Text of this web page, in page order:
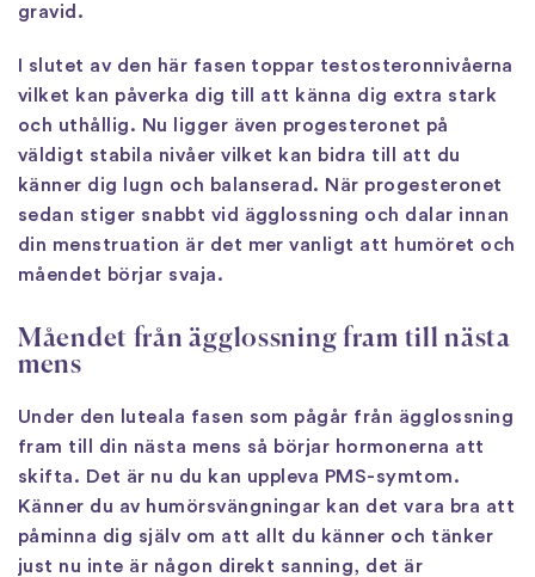
gravid.
I slutet av den här fasen toppar testosteronnivåerna
vilket kan påverka dig till att känna dig extra stark
och uthållig. Nu ligger även progesteronet på
väldigt stabila nivåer vilket kan bidra till att du
känner dig lugn och balanserad. När progesteronet
sedan stiger snabbt vid ägglossning och dalar innan
din menstruation är det mer vanligt att humöret och
måendet börjar svaja.
Måendet från ägglossning fram till nästa
mens
Under den luteala fasen som pågår från ägglossning
fram till din nästa mens så börjar hormonerna att
skifta. Det är nu du kan uppleva PMS-symtom.
Känner du av humörsvängningar kan det vara bra att
påminna dig själv om att allt du känner och tänker
just nu inte är någon direkt sanning, det är